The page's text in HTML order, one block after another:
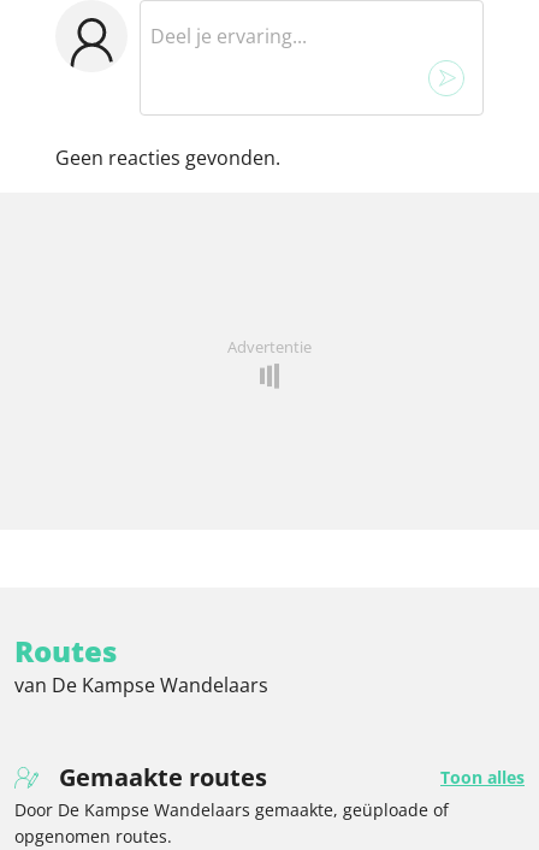
Geen reacties gevonden.
Advertentie
Routes
van De Kampse Wandelaars
Gemaakte routes
Toon alles
Door De Kampse Wandelaars gemaakte, geüploade of
opgenomen routes.